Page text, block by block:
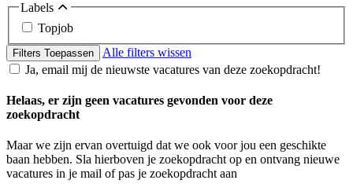
Labels
Topjob
Filters Toepassen
Alle filters wissen
Ja, email mij de nieuwste vacatures van deze zoekopdracht!
Helaas, er zijn geen vacatures gevonden voor deze
zoekopdracht
Maar we zijn ervan overtuigd dat we ook voor jou een geschikte
baan hebben. Sla hierboven je zoekopdracht op en ontvang nieuwe
vacatures in je mail of pas je zoekopdracht aan